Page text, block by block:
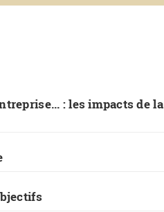
: les impacts de la